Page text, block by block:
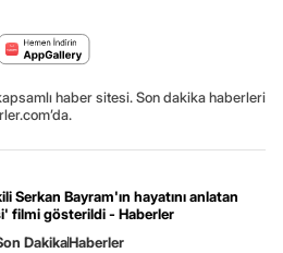
haber sitesi. Son dakika haberleri
Serkan Bayram'ın hayatını anlatan
filmi gösterildi - Haberler
DakikaHaberler